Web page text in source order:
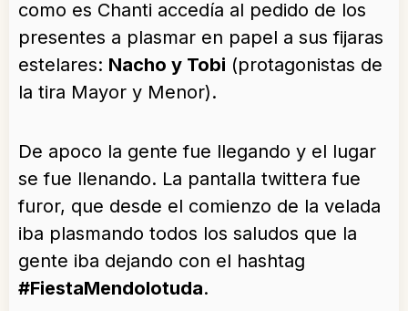
como es Chanti accedía al pedido de los
presentes a plasmar en papel a sus fijaras
estelares: Nacho y Tobi (protagonistas de
la tira Mayor y Menor).
De apoco la gente fue llegando y el lugar
se fue llenando. La pantalla twittera fue
furor, que desde el comienzo de la velada
iba plasmando todos los saludos que la
gente iba dejando con el hashtag
#FiestaMendolotuda.